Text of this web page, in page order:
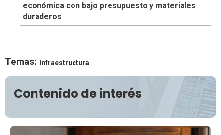
económica con bajo presupuesto y materiales
duraderos
Temas: Infraestructura
Contenido de interés